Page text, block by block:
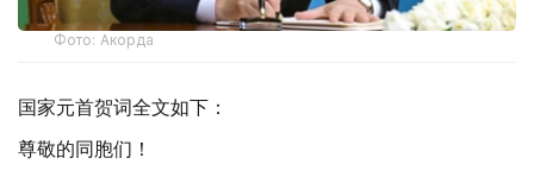
Фото: Акорда
国家元首贺词全文如下：
尊敬的同胞们！